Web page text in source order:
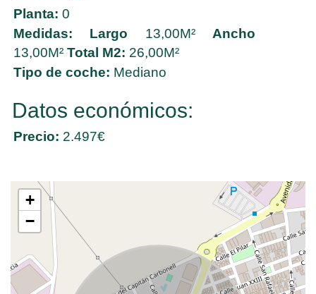
Planta: 0
Medidas:
Largo 13,00M² Ancho
13,00M²Total M2: 26,00M²
Tipo de coche: Mediano
Datos económicos:
Precio: 2.497€
+
−